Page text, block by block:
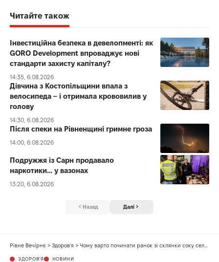
Читайте також
Інвестиційна безпека в девелопменті: як
GORO Development впроваджує нові
стандарти захисту капіталу?
14:35, 6.08.2026
Дівчина з Костопільщини впала з
велосипеда – і отримала крововилив у
голову
14:30, 6.08.2026
Після спеки на Рівненщині гримне гроза
14:00, 6.08.2026
Подружжя із Сарн продавало
наркотики… у вазонах
13:20, 6.08.2026
Назад Далі
Рівне Вечірнє > Здоров'я > Чому варто починати ранок зі склянки соку селери
ЗДОРОВ'Я НОВИНИ